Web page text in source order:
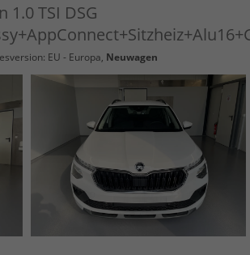
1.0 TSI DSG
EU - Europa, Neuwagen